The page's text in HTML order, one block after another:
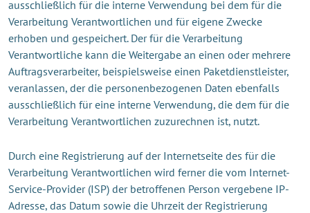
ausschließlich für die interne Verwendung bei dem für die
Verarbeitung Verantwortlichen und für eigene Zwecke
erhoben und gespeichert. Der für die Verarbeitung
Verantwortliche kann die Weitergabe an einen oder mehrere
Auftragsverarbeiter, beispielsweise einen Paketdienstleister,
veranlassen, der die personenbezogenen Daten ebenfalls
ausschließlich für eine interne Verwendung, die dem für die
Verarbeitung Verantwortlichen zuzurechnen ist, nutzt.
Durch eine Registrierung auf der Internetseite des für die
Verarbeitung Verantwortlichen wird ferner die vom Internet-
Service-Provider (ISP) der betroffenen Person vergebene IP-
Adresse, das Datum sowie die Uhrzeit der Registrierung